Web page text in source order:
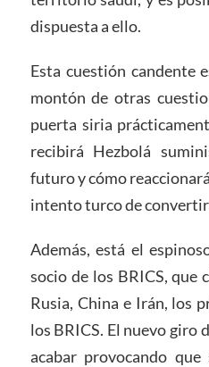
dispuesta a ello.
Esta cuestión candente
montón de otras
puerta siria
recibirá Hezbolá
futuro y cómo
intento turco de
Además, está el
socio de los BRICS, que
Rusia, China e Irán, los
los BRICS. El nuevo giro
acabar provocando